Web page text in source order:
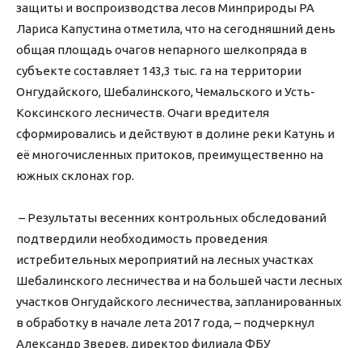
защиты и воспроизводства лесов Минприроды РА
Лариса Капустина отметила, что на сегодняшний день
общая площадь очагов непарного шелкопряда в
субъекте составляет 143,3 тыс. га на территории
Онгудайского, Шебалинского, Чемальского и Усть-
Коксинского лесничеств. Очаги вредителя
сформировались и действуют в долине реки Катунь и
её многочисленных притоков, преимущественно на
южных склонах гор.
– Результаты весенних контрольных обследований
подтвердили необходимость проведения
истребительных мероприятий на лесных участках
Шебалинского лесничества и на большей части лесных
участков Онгудайского лесничества, запланированных
в обработку в начале лета 2017 года, – подчеркнул
Александр Зверев, директор филиала ФБУ